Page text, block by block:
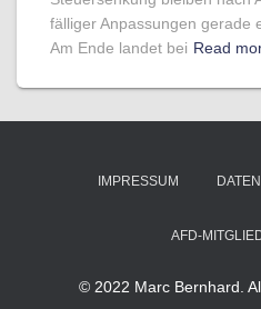
fälliger Anpassungen gerade
Am Ende landet bei Read
IMPRESSUM
AFD-
© 2022 Marc Bernhard.